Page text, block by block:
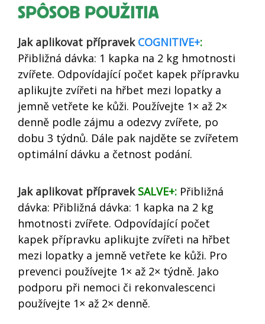
SPÔSOB POUŽITIA
Jak aplikovat přípravek COGNITIVE+:
Přibližná dávka: 1 kapka na 2 kg hmotnosti
zvířete. Odpovídající počet kapek přípravku
aplikujte zvířeti na hřbet mezi lopatky a
jemně vetřete ke kůži. Používejte 1× až 2×
denně podle zájmu a odezvy zvířete, po
dobu 3 týdnů. Dále pak najděte se zvířetem
optimální dávku a četnost podání.
Jak aplikovat přípravek SALVE+: Přibližná
dávka: Přibližná dávka: 1 kapka na 2 kg
hmotnosti zvířete. Odpovídající počet
kapek přípravku aplikujte zvířeti na hřbet
mezi lopatky a jemně vetřete ke kůži. Pro
prevenci používejte 1× až 2× týdně. Jako
podporu při nemoci či rekonvalescenci
používejte 1× až 2× denně.